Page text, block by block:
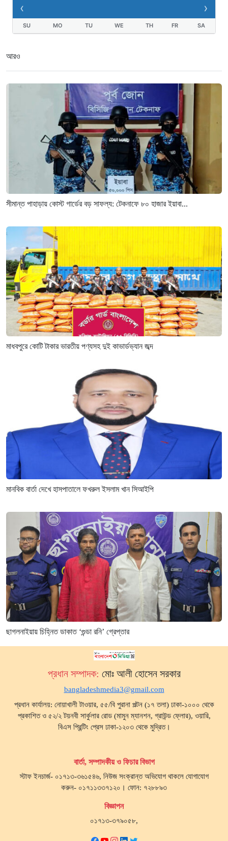
‹ ›
SU MO TU WE TH FR SA
আরও
সীমান্ত পাহাড়ায় কোস্ট গার্ডের বড় সাফল্য: টেকনাফে ৮০ হাজার ইয়াবা...
মাধবপুরে কোটি টাকার ভারতীয় পণ্যসহ দুই কাভার্ডভ্যান জব্দ
মানবিক বার্তা দেখে হাসপাতালে ফখরুল ইসলাম খান সিআইপি
ছাগলনাইয়ায় চিহ্নিত ডাকাত ‘গুন্ডা রনি’ গ্রেপ্তার
প্রধান সম্পাদক: মোঃ আলী হোসেন সরকার
bangladeshmedia3@gmail.com
প্রধান কার্যালয়: নোয়াখালী টাওয়ার, ৫৫/বি পুরানা পল্টন (১৭ তলা) ঢাকা-১০০০ থেকে
প্রকাশিত ও ৫২/২ টয়নবী সার্কুলার রোড (মামুন ম্যানশন, গ্রাউন্ড ফ্লোর), ওয়ারি,
বিএস প্রিন্টিং প্রেস ঢাকা-১২০৩ থেকে মুদ্রিত।
বার্তা, সম্পাদকীয় ও ফিচার বিভাগ
স্টাফ ইনচার্জ- ০১৭১৩-৩৬১৫৪৬, নিউজ সংক্রান্ত অভিযোগ থাকলে যোগাযোগ
করুন- ০১৭১১৩৩৭১২০। ফোন: ৭২৮৮৯৩
বিজ্ঞাপন
০১৭১৩-৩৭৯০৫৮,